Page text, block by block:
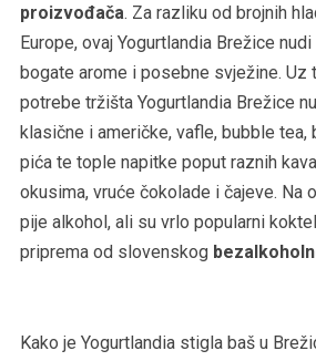
proizvođača. Za razliku od brojnih
Europe, ovaj Yogurtlandia Brežice
bogate arome i posebne svježine. Uz
potrebe tržišta Yogurtlandia Brežice
klasične i američke, vafle, bubble tea,
pića te tople napitke poput raznih
okusima, vruće čokolade i čajeve. Na
pije alkohol, ali su vrlo popularni
priprema od slovenskog
Kako je Yogurtlandia stigla baš u